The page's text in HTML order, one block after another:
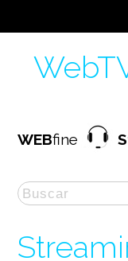
WEBfine